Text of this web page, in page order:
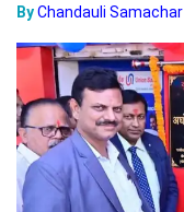
ByChandauli Samachar